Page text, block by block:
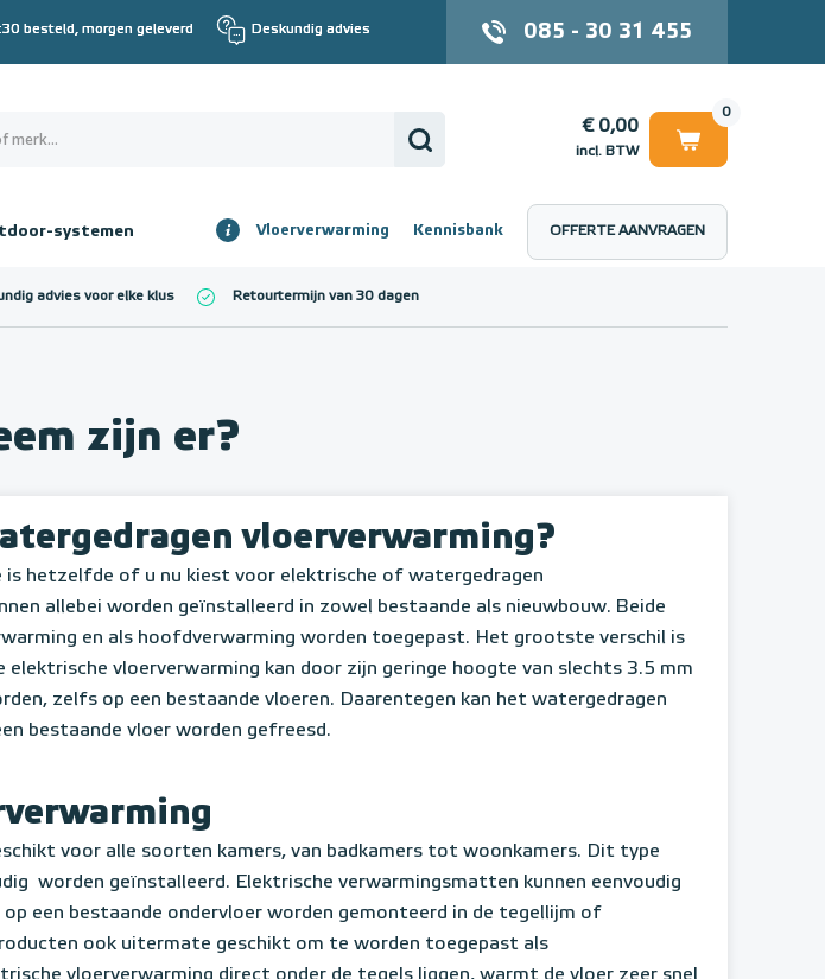
besteld, morgen geleverd Deskundig advies 085 - 30 31 455
0
€ 0,00
incl. BTW
€ 0,00
systemen
€ 0,00 Vloerverwarming Kennisbank OFFERTE AANVRAGEN
advies voor elke klus Retourtermijn van 30 dagen
zijn er?
vloerverwarming?
is hetzelfde of u nu kiest voor elektrische of watergedragen
allebei worden geïnstalleerd in zowel bestaande als nieuwbouw. Beide
en als hoofdverwarming worden toegepast. Het grootste verschil is
elektrische vloerverwarming kan door zijn geringe hoogte van slechts 3.5 mm
zelfs op een bestaande vloeren. Daarentegen kan het watergedragen
bestaande vloer worden gefreesd.
voor alle soorten kamers, van badkamers tot woonkamers. Dit type
worden geïnstalleerd. Elektrische verwarmingsmatten kunnen eenvoudig
een bestaande ondervloer worden gemonteerd in de tegellijm of
ook uitermate geschikt om te worden toegepast als